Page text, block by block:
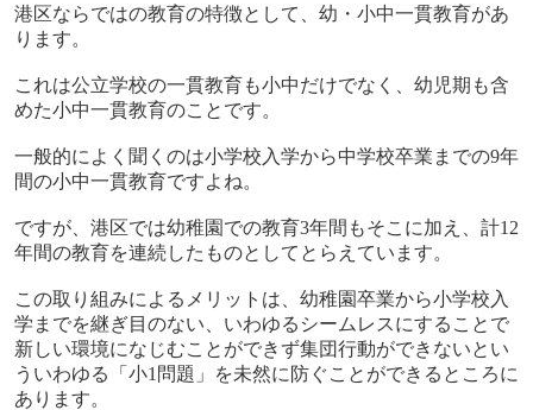
港区ならではの教育の特徴として、幼・小中一貫教育があ
ります。
これは公立学校の一貫教育も小中だけでなく、幼児期も含
めた小中一貫教育のことです。
一般的によく聞くのは小学校入学から中学校卒業までの9年
間の小中一貫教育ですよね。
ですが、港区では幼稚園での教育3年間もそこに加え、計12
年間の教育を連続したものとしてとらえています。
この取り組みによるメリットは、幼稚園卒業から小学校入
学までを継ぎ目のない、いわゆるシームレスにすることで
新しい環境になじむことができず集団行動ができないとい
ういわゆる「小1 問題」を未然に防ぐことができるところに
あります。